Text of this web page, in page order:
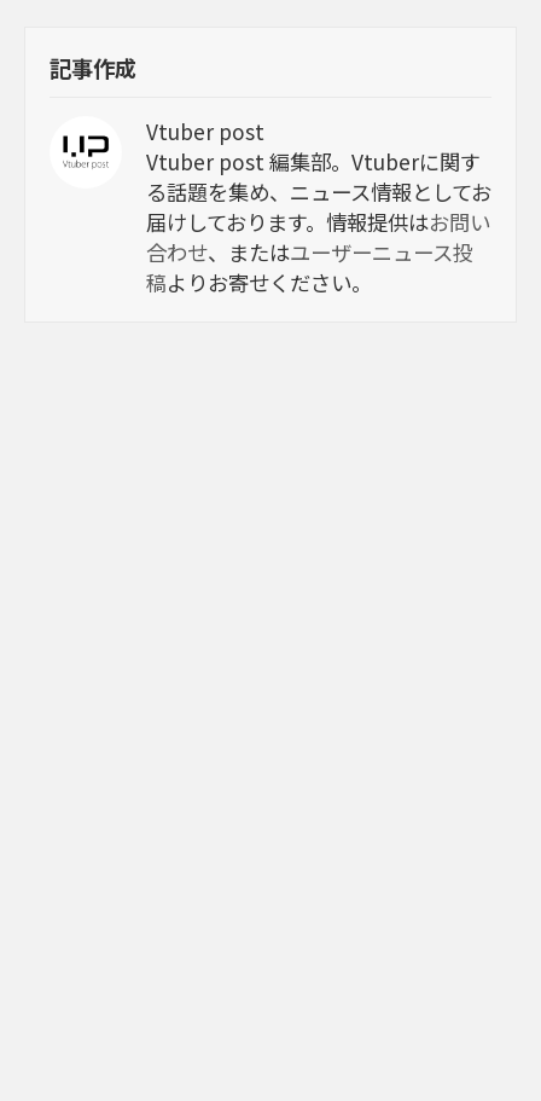
記事作成
Vtuber post
Vtuber post 編集部。Vtuberに関す
る話題を集め、ニュース情報としてお
届けしております。情報提供はお問い
合わせ、またはユーザーニュース投
稿よりお寄せください。